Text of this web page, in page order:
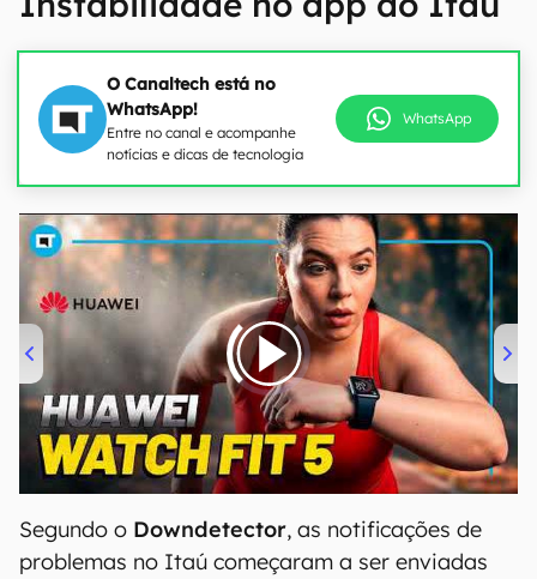
O Canaltech está no
WhatsApp!
Entre no canal e acompanhe
notícias e dicas de tecnologia
WhatsApp
00:00/04:51
Segundo o Downdetector, as notificações de
problemas no Itaú começaram a ser enviadas